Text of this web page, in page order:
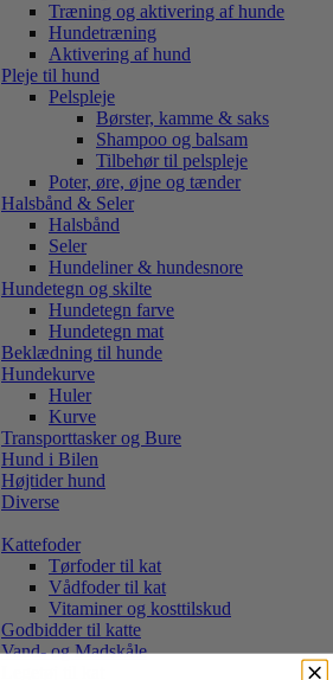
Træning og aktivering af hunde
Hundetræning
Aktivering af hund
Pleje til hund
Pelspleje
Børster, kamme & saks
Shampoo og balsam
Tilbehør til pelspleje
Poter, øre, øjne og tænder
Halsbånd & Seler
Halsbånd
Seler
Hundeliner & hundesnore
Hundetegn og skilte
Hundetegn farve
Hundetegn mat
Beklædning til hunde
Hundekurve
Huler
Kurve
Transporttasker og Bure
Hund i Bilen
Højtider hund
Diverse
Kattefoder
Tørfoder til kat
Vådfoder til kat
Vitaminer og kosttilskud
Godbidder til katte
Vand- og Madskåle